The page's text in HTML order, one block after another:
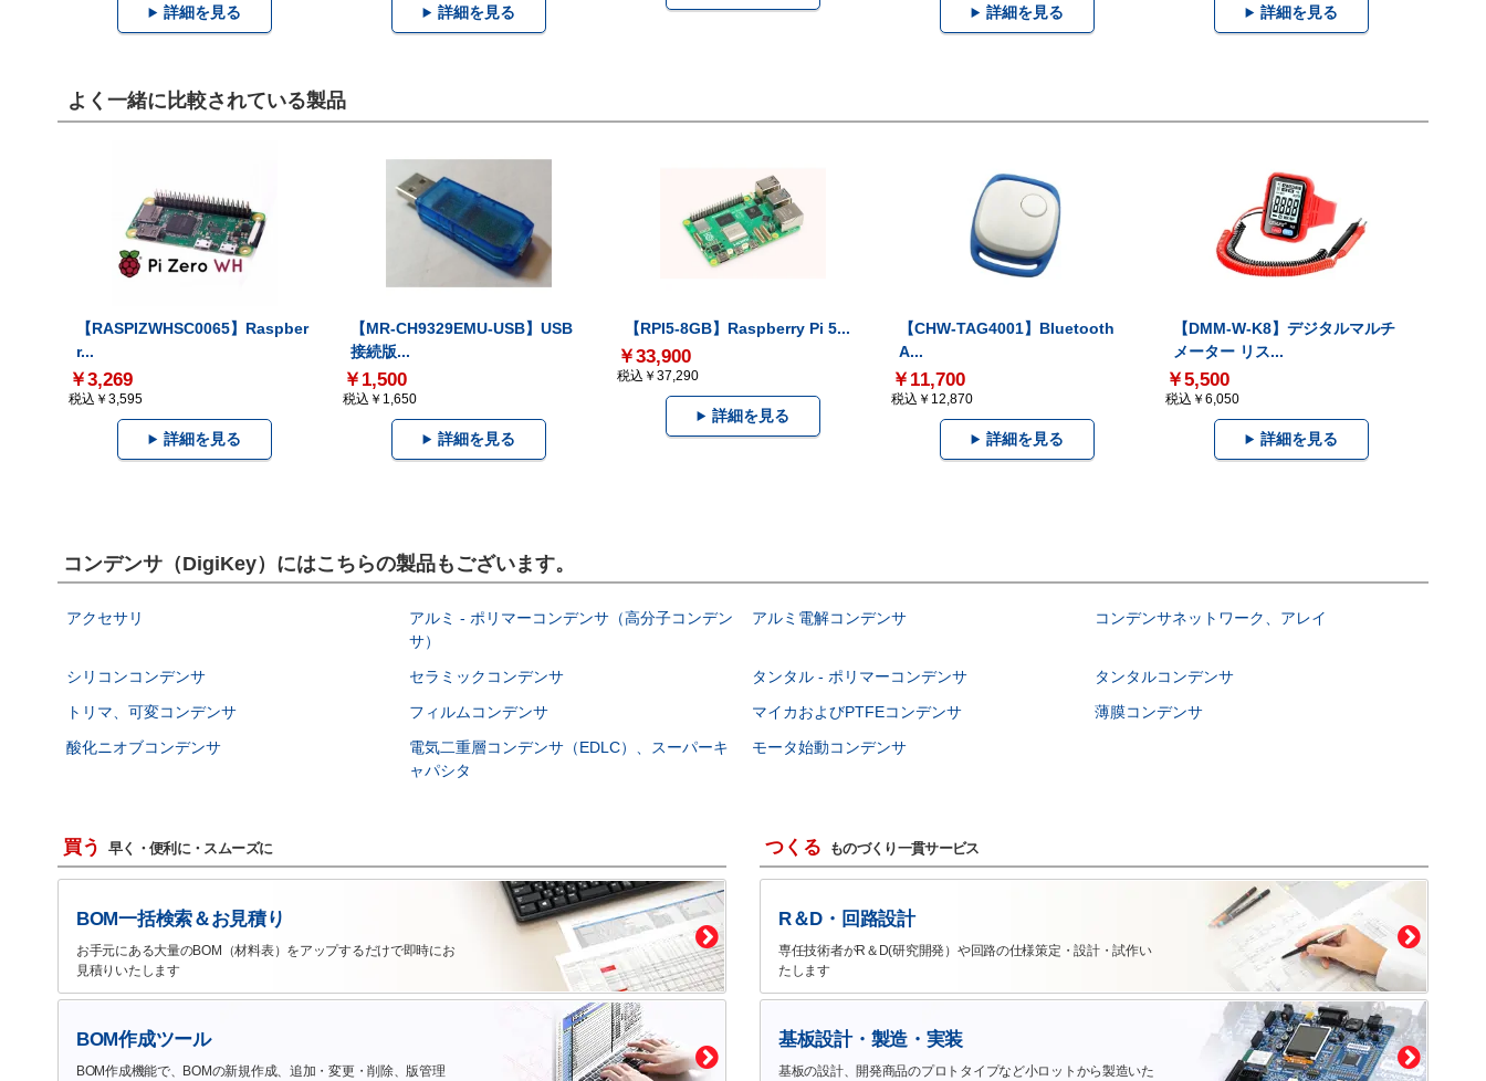
詳細を見る 詳細を見る 詳細を見る 詳細を見る
よく一緒に比較されている製品
【RASPIZWHSC0065】Raspber
r...
￥3,269
税込￥3,595
詳細を見る
【MR-CH9329EMU-USB】USB
接続版...
￥1,500
税込￥1,650
詳細を見る
【RPI5-8GB】Raspberry Pi 5...
￥33,900
税込￥37,290
詳細を見る
【CHW-TAG4001】Bluetooth
A...
￥11,700
税込￥12,870
詳細を見る
【DMM-W-K8】デジタルマルチ
メーター リス...
￥5,500
税込￥6,050
詳細を見る
コンデンサ（DigiKey）にはこちらの製品もございます。
アクセサリ
アルミ - ポリマーコンデンサ（高分子コンデン
サ）
アルミ電解コンデンサ コンデンサネットワーク、アレイ
シリコンコンデンサ セラミックコンデンサ タンタル - ポリマーコンデンサ
タンタルコンデンサ
トリマ、可変コンデンサ
フィルムコンデンサ マイカおよびPTFEコンデンサ
薄膜コンデンサ
酸化ニオブコンデンサ
電気二重層コンデンサ（EDLC）、スーパーキ
ャパシタ
モータ始動コンデンサ
買う 早く・便利に・スムーズに
BOM一括検索＆お見積り
お手元にある大量のBOM（材料表）をアップするだけで即時にお
見積りいたします
BOM作成ツール
BOM作成機能で、BOMの新規作成、追加・変更・削除、版管理
つくる ものづくり一貫サービス
R＆D・回路設計
専任技術者がR＆D(研究開発）や回路の仕様策定・設計・試作い
たします
基板設計・製造・実装
基板の設計、開発商品のプロトタイプなど小ロットから製造いた